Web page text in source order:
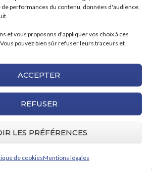
performances du contenu, données d'audience,
et vous proposons d'appliquer vos choix à ces
pouvez bien sûr refuser leurs traceurs et
ACCEPTER
REFUSER
LES PRÉFÉRENCES
de cookiesMentions légales
vous garantissons une
sécurisée, simple, qualitative et
cette case, j'accepte que mes